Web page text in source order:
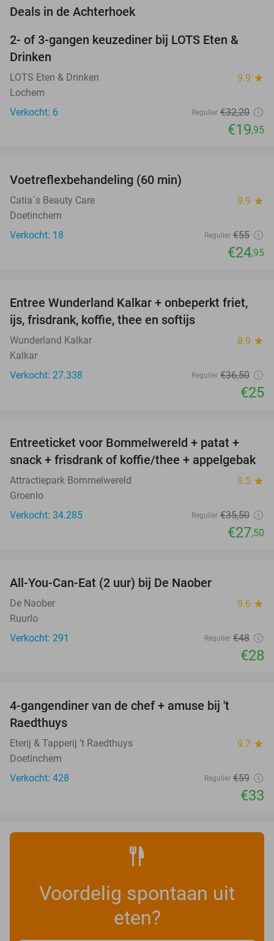
Deals in de Achterhoek
38%
TODAY
2- of 3-gangen keuzediner bij LOTS Eten &
Drinken
LOTS Eten & Drinken 9.9 star
Lochem
Verkocht: 6
Regulier €32,20
€19,95
Voetreflexbehandeling (60 min)
Catia´s Beauty Care 9.9 star
Doetinchem
Verkocht: 18
Regulier €55
€24,95
32%
Entree Wunderland Kalkar + onbeperkt friet,
ijs, frisdrank, koffie, thee en softijs
Wunderland Kalkar 8.9 star
Kalkar
Verkocht: 27.338
Regulier €36,50
€25
23%
Entreeticket voor Bommelwereld + patat +
snack + frisdrank of koffie/thee + appelgebak
Attractiepark Bommelwereld 9.5 star
Groenlo
Verkocht: 34.285
Regulier €35,50
€27,50
All-You-Can-Eat (2 uur) bij De Naober
De Naober 9.6 star
Ruurlo
Verkocht: 291
Regulier €48
€28
4-gangendiner van de chef + amuse bij 't
Raedthuys
Eterij & Tapperij ’t Raedthuys 9.7 star
Doetinchem
Verkocht: 428
Regulier €59
€33
Voordelig spontaan uit
eten?